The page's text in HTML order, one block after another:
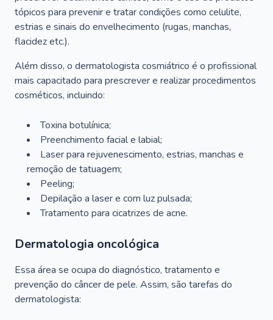
tópicos para prevenir e tratar condições como celulite,
estrias e sinais do envelhecimento (rugas, manchas,
flacidez etc.).
Além disso, o dermatologista cosmiátrico é o profissional
mais capacitado para prescrever e realizar procedimentos
cosméticos, incluindo:
Toxina botulínica;
Preenchimento facial e labial;
Laser para rejuvenescimento, estrias, manchas e
remoção de tatuagem;
Peeling;
Depilação a laser e com luz pulsada;
Tratamento para cicatrizes de acne.
Dermatologia oncológica
Essa área se ocupa do diagnóstico, tratamento e
prevenção do câncer de pele. Assim, são tarefas do
dermatologista: